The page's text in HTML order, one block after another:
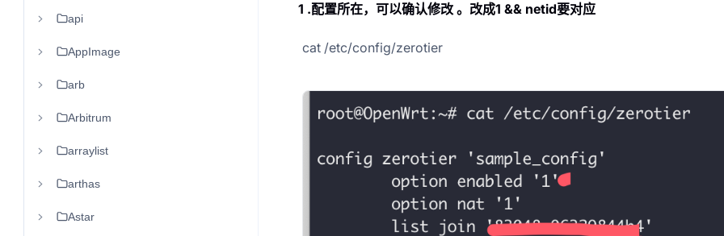
api
AppImage
arb
Arbitrum
arraylist
arthas
Astar
1 .配置所在，可以确认修改 。改成1 && netid要对应
cat /etc/config/zerotier